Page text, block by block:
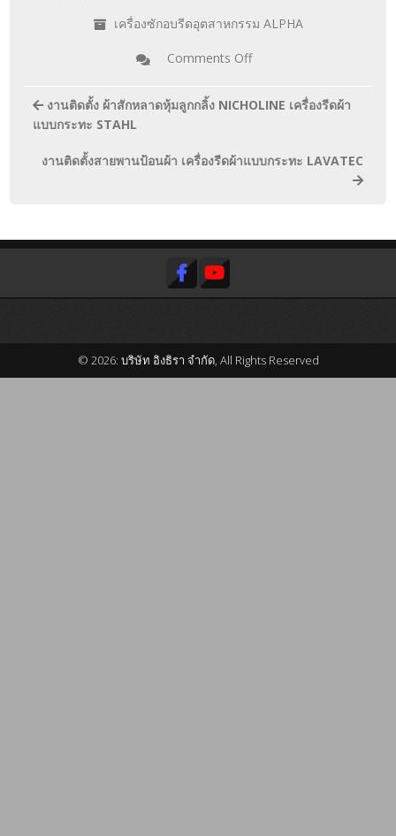
เครื่องซักอบรีดอุตสาหกรรม ALPHA
Comments Off
งานติดตั้ง ผ้าสักหลาดหุ้มลูกกลิ้ง NICHOLINE เครื่องรีดผ้า
แบบกระทะ STAHL
งานติดตั้งสายพานป้อนผ้า เครื่องรีดผ้าแบบกระทะ LAVATEC
© 2026: บริษัท อิงธิรา จำกัด, All Rights Reserved